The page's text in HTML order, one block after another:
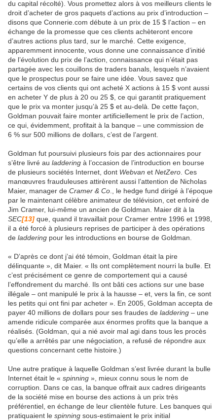
du capital récolté). Vous promettez alors à vos meilleurs clients le
droit d’acheter de gros paquets d’actions au prix d’introduction –
disons que Connerie.com débute à un prix de 15 $ l’action – en
échange de la promesse que ces clients achèteront encore
d’autres actions plus tard, sur le marché. Cette exigence,
apparemment innocente, vous donne une connaissance d’initié
de l’évolution du prix de l’action, connaissance qui n’était pas
partagée avec les couillons de traders banals, lesquels n’avaient
que le prospectus pour se faire une idée. Vous savez que
certains de vos clients qui ont acheté X actions à 15 $ vont aussi
en acheter Y de plus à 20 ou 25 $, ce qui garantit pratiquement
que le prix va monter jusqu’à 25 $ et au-delà. De cette façon,
Goldman pouvait faire monter artificiellement le prix de l’action,
ce qui, évidemment, profitait à la banque – une commission de
6 % sur 500 millions de dollars, c’est de l’argent.
Goldman fut poursuivi plusieurs fois par des actionnaires pour
s’être livré au laddering à l’occasion de l’introduction en bourse
de plusieurs sociétés Internet, dont Webvan et NetZero . Ces
manœuvres frauduleuses attirèrent aussi l’attention de Nicholas
Maier, manager de Cramer & Co ., le hedge fund dirigé à l’époque
par le maintenant célèbre animateur de télévision, cet enfoiré de
Jim Cramer, lui-même un ancien de Goldman. Maier dit à la
SEC[13] que, quand il travaillait pour Cramer entre 1996 et 1998,
il a été forcé à plusieurs reprises de participer à des opérations
de laddering pour les introductions en bourse de Goldman.
« D’après ce dont j’ai été témoin, Goldman était la pire
délinquante », dit Maier. « Ils ont complètement nourri la bulle. Et
c’est précisément ce genre de comportement qui a causé
l’effondrement du marché. Ils ont bâti ces actions sur une base
illégale – ont manipulé le prix à la hausse – et, vers la fin, ce sont
les petits qui ont fini par acheter ». En 2005, Goldman accepta de
payer 40 millions de dollars pour ses fraudes de laddering – une
amende ridicule comparée aux énormes profits que la banque a
réalisés. (Goldman, qui a nié avoir mal agi dans tous les procès
qu’elle a arrêtés par une négociation, a refusé de répondre aux
questions concernant cette histoire.)
Une autre pratique à laquelle Goldman s’est livrée durant la bulle
Internet était le « spinning », mieux connu sous le nom de
corruption. Dans ce cas, la banque offrait aux cadres dirigeants
de la société mise en bourse des actions à un prix très
préférentiel, en échange de leur clientèle future. Les banques qui
pratiquaient le spinning sous-estimaient le prix initial